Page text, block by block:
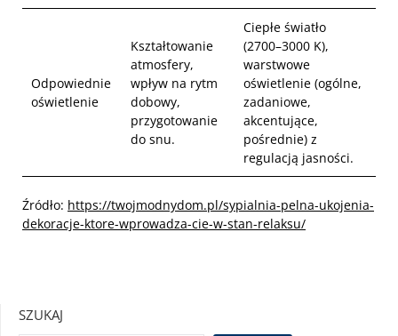
Odpowiednie
oświetlenie
Kształtowanie
atmosfery,
wpływ na rytm
dobowy,
przygotowanie
do snu.
Ciepłe światło
(2700–3000 K),
warstwowe
oświetlenie (ogólne,
zadaniowe,
akcentujące,
pośrednie) z
regulacją jasności.
Źródło: https://twojmodnydom.pl/sypialnia-pelna-ukojenia-
dekoracje-ktore-wprowadza-cie-w-stan-relaksu/
SZUKAJ